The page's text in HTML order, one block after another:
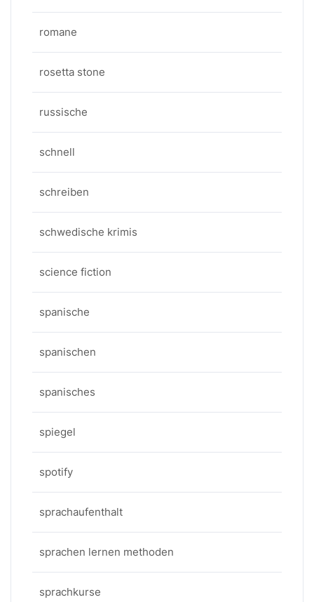
romane
rosetta stone
russische
schnell
schreiben
schwedische krimis
science fiction
spanische
spanischen
spanisches
spiegel
spotify
sprachaufenthalt
sprachen lernen methoden
sprachkurse